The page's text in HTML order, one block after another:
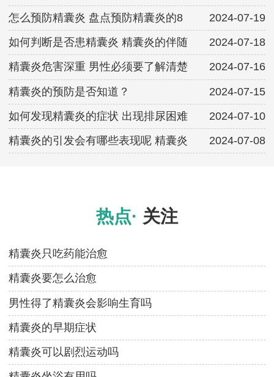
怎么预防精囊炎 盘点预防精囊炎的8 2024-07-19
如何判断是否患精囊炎 精囊炎的伴随 2024-07-18
精囊炎危害深重 男性必须要了解清楚 2024-07-16
精囊炎的预防是否知道？ 2024-07-15
如何发现精囊炎的症状 出现排尿困难 2024-07-10
精囊炎的引发会有哪些表现呢 精囊炎 2024-07-08
热点· 关注
精囊炎只吃药能治愈
精囊炎要怎么治愈
男性得了精囊炎会影响生育吗
精囊炎的早期症状
精囊炎可以剧烈运动吗